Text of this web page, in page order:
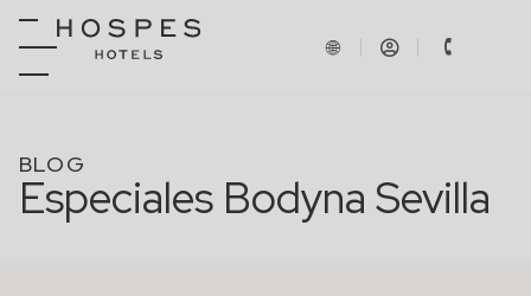
BLOG
Especiales Bodyna Sevilla